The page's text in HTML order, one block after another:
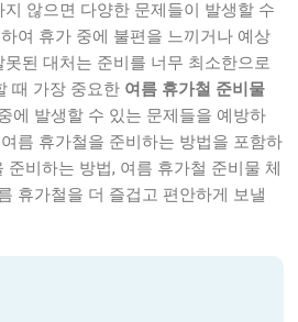
않으면 다양한 문제들이 발생할 수
여 휴가 중에 불편을 느끼거나 예상
된 대처는 준비를 너무 최소한으로
때 가장 중요한 여름 휴가철 준비물
에 발생할 수 있는 문제들을 예방하
름 휴가철을 준비하는 방법을 포함하
비하는 방법, 여름 휴가철 준비물 체
휴가철을 더 즐겁고 편안하게 보낼